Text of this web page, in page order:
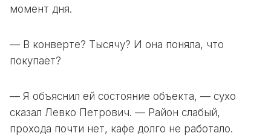
момент дня.
— В конверте? Тысячу? И она поняла, что
покупает?
— Я объяснил ей состояние объекта, — сухо
сказал Левко Петрович. — Район слабый,
прохода почти нет, кафе долго не работало.